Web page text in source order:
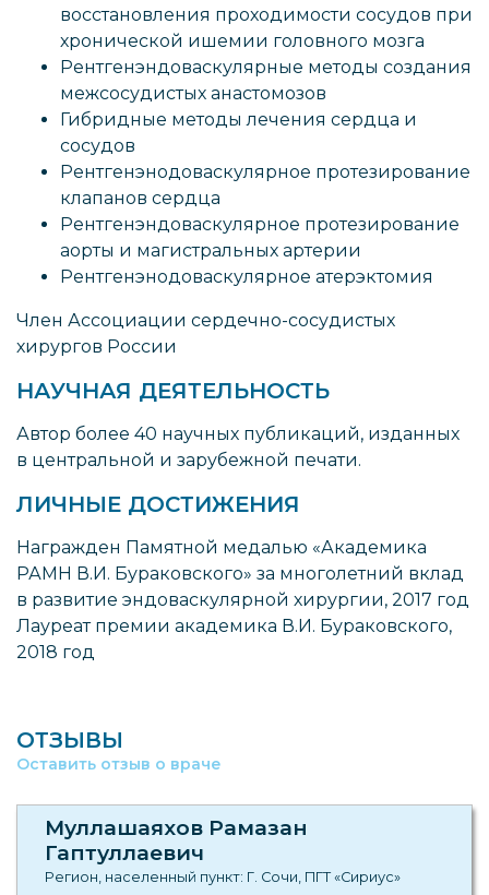
восстановления проходимости сосудов при
хронической ишемии головного мозга
Рентгенэндоваскулярные методы создания
межсосудистых анастомозов
Гибридные методы лечения сердца и
сосудов
Рентгенэнодоваскулярное протезирование
клапанов сердца
Рентгенэндоваскулярное протезирование
аорты и магистральных артерии
Рентгенэнодоваскулярное атерэктомия
Член Ассоциации сердечно-сосудистых
хирургов России
НАУЧНАЯ ДЕЯТЕЛЬНОСТЬ
Автор более 40 научных публикаций, изданных
в центральной и зарубежной печати.
ЛИЧНЫЕ ДОСТИЖЕНИЯ
Награжден Памятной медалью «Академика
РАМН В.И. Бураковского» за многолетний вклад
в развитие эндоваскулярной хирургии, 2017 год
Лауреат премии академика В.И. Бураковского,
2018 год
ОТЗЫВЫ
Оставить отзыв о враче
Муллашаяхов Рамазан
Гаптуллаевич
Регион, населенный пункт: Г. Сочи, ПГТ «Сириус»